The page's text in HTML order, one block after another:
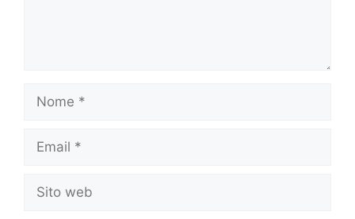
Nome
Email
Sito
web